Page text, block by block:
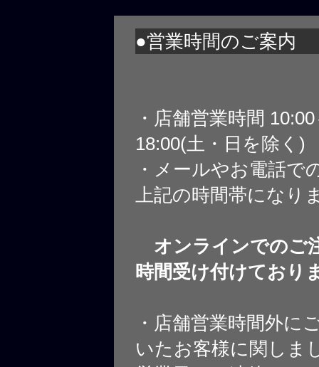
●営業時間のご案内
・店舗営業時間
18:00(土・日を除く)
・メールやお電話で
上記の時間帯になり
オンラインでのご
時間受け付けており
・店舗営業時間外に
いたお客様に関しま